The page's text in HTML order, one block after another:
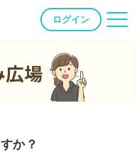
ログイン
広場
か？